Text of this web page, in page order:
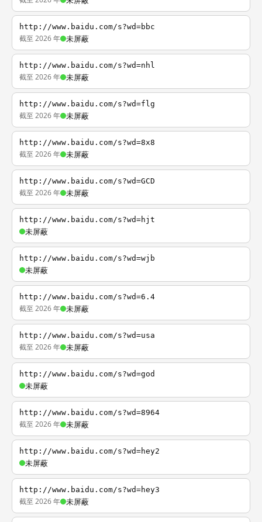
http://www.baidu.com/s?wd=bbc
截至 2026 年 未屏蔽
http://www.baidu.com/s?wd=nhl
截至 2026 年 未屏蔽
http://www.baidu.com/s?wd=flg
截至 2026 年 未屏蔽
http://www.baidu.com/s?wd=8x8
截至 2026 年 未屏蔽
http://www.baidu.com/s?wd=GCD
截至 2026 年 未屏蔽
http://www.baidu.com/s?wd=hjt
未屏蔽
http://www.baidu.com/s?wd=wjb
未屏蔽
http://www.baidu.com/s?wd=6.4
截至 2026 年 未屏蔽
http://www.baidu.com/s?wd=usa
截至 2026 年 未屏蔽
http://www.baidu.com/s?wd=god
未屏蔽
http://www.baidu.com/s?wd=8964
截至 2026 年 未屏蔽
http://www.baidu.com/s?wd=hey2
未屏蔽
http://www.baidu.com/s?wd=hey3
截至 2026 年 未屏蔽